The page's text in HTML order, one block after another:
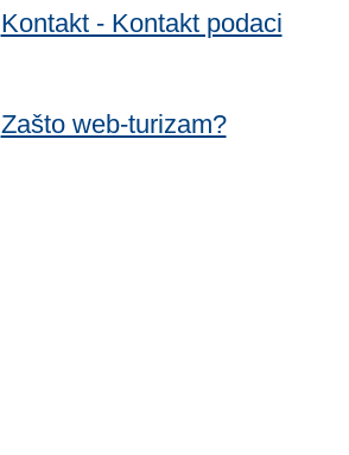
Kontakt - Kontakt podaci
Zašto web-turizam?